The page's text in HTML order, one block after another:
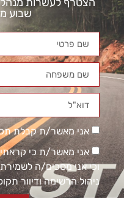
שבוע
אני מאשר/ת קבלת
אני מאשר/ת כי
וכי אני מסכים/ה
ניהול הרשימה ודיוור
הכרחי
קובצי
Cookie
אלו אינם
אופציונליים.
הם